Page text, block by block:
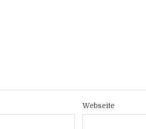
Webseite